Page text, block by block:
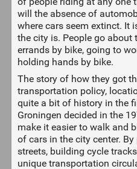
will the absence of
where cars seem extinct. It
the city is. People go about
errands by bike, going to
holding hands by bike.
The story of how they got
transportation policy,
quite a bit of history in the
Groningen decided in the
make it easier to walk and
of cars in the city center.
streets, building cycle
unique transportation